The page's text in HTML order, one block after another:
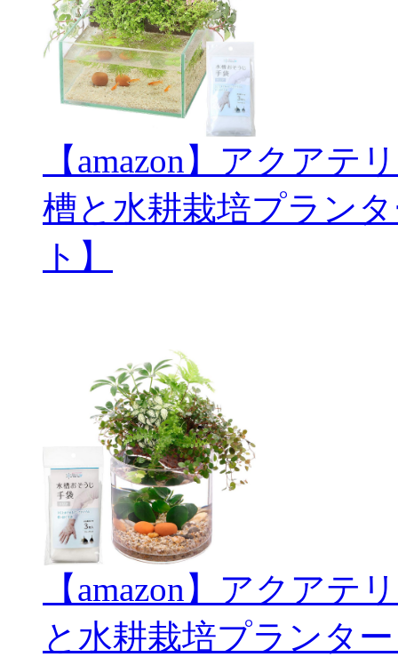
【amazon】アクアテ
槽と水耕栽培プラン
ト】
【amazon】アクアテ
と水耕栽培プランタ